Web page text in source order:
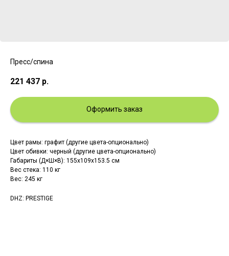
Пресс/спина
221 437 р.
Оформить заказ
Цвет рамы: графит (другие цвета-опционально)
Цвет обивки: черный (другие цвета-опционально)
Габариты (Д×Ш×В): 155x109x153.5 см
Вес стека: 110 кг
Вес: 245 кг
DHZ: PRESTIGE